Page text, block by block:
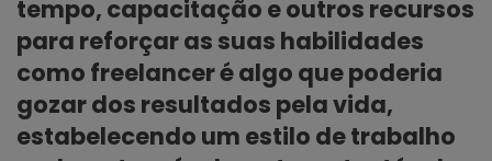
tempo, capacitação e outros recursos
para reforçar as suas habilidades
como freelancer é algo que poderia
gozar dos resultados pela vida,
estabelecendo um estilo de trabalho